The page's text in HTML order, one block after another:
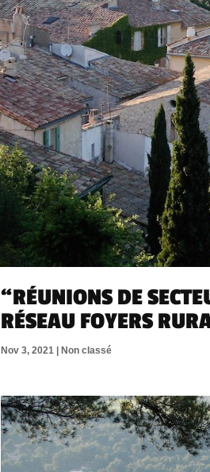
“RÉUNIONS DE
RÉSEAU FOYERS
Nov 3, 2021 Non classé